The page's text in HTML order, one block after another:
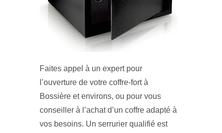
Faites appel à un expert pour
l’ouverture de votre coffre-fort à
Bossière et environs, ou pour vous
conseiller à l’achat d’un coffre adapté à
vos besoins. Un serrurier qualifié est